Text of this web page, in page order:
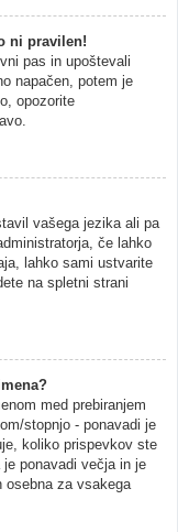
ni pravilen!
pas in upoštevali
napačen, potem je
opozorite
vašega jezika ali pa
če lahko
lahko sami ustvarite
na spletni strani
med prebiranjem
stopnjo - ponavadi je
koliko prispevkov ste
ponavadi večja in je
osebna za vsakega